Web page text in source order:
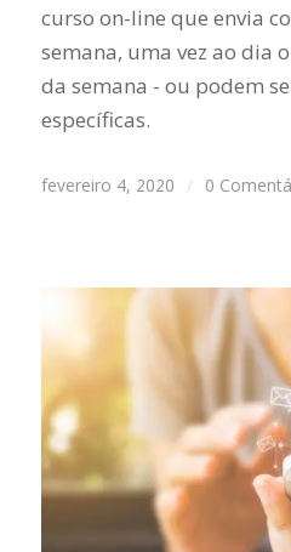
curso on-line que envia
semana, uma vez ao dia
da semana - ou podem
específicas.
fevereiro 4, 2020 / 0